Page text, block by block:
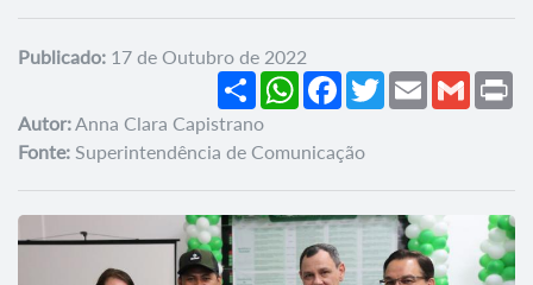
Publicado: 17 de Outubro de 2022
Share WhatsAppFacebook
TwitterEmail Gmail
Autor: Anna Clara Capistrano
Fonte: Superintendência de Comunicação